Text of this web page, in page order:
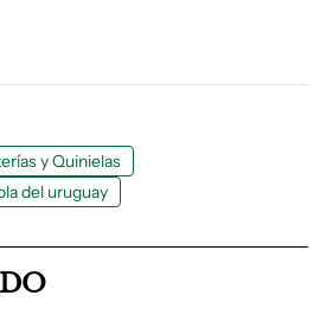
y Quinielas
del uruguay